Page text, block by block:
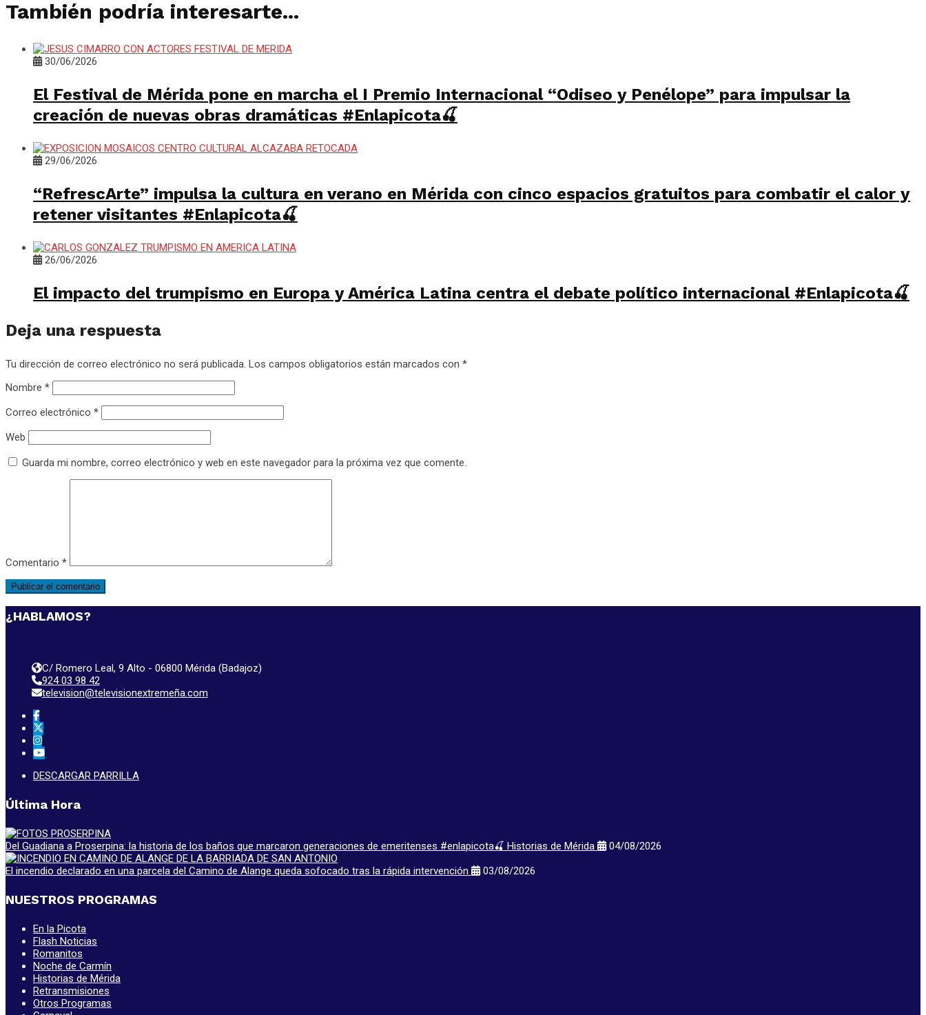
También podría interesarte...
30/06/2026
El Festival de Mérida pone en marcha el I Premio Internacional “Odiseo y Penélope” para impulsar la
creación de nuevas obras dramáticas #Enlapicota🍒
29/06/2026
“RefrescArte” impulsa la cultura en verano en Mérida con cinco espacios gratuitos para combatir el calor y
retener visitantes #Enlapicota🍒
26/06/2026
El impacto del trumpismo en Europa y América Latina centra el debate político internacional #Enlapicota🍒
Deja una respuesta
Tu dirección de correo electrónico no será publicada. Los campos obligatorios están marcados con *
Nombre *
Correo electrónico *
Web
Guarda mi nombre, correo electrónico y web en este navegador para la próxima vez que comente.
Comentario *
¿HABLAMOS?
C/ Romero Leal, 9 Alto - 06800 Mérida (Badajoz)
924 03 98 42
television@televisionextremeña.com
DESCARGAR PARRILLA
Última Hora
Del Guadiana a Proserpina: la historia de los baños que marcaron generaciones de emeritenses #enlapicota🍒 Historias de Mérida
04/08/2026
El incendio declarado en una parcela del Camino de Alange queda sofocado tras la rápida intervención
03/08/2026
NUESTROS PROGRAMAS
En la Picota
Flash Noticias
Romanitos
Noche de Carmín
Historias de Mérida
Retransmisiones
Otros Programas